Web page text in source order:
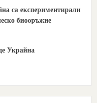
са експериментирали
биооръжие
Украйна